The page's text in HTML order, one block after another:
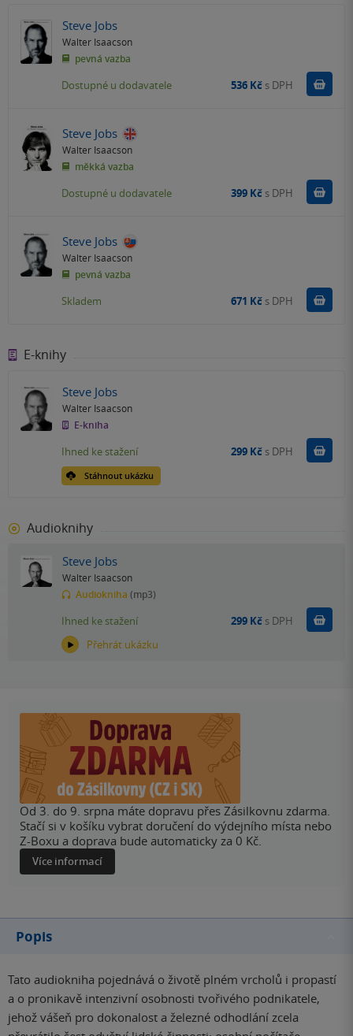
Steve Jobs
Walter Isaacson
pevná vazba
Dostupné u dodavatele 536 Kč s DPH
Steve Jobs
Walter Isaacson
měkká vazba
Dostupné u dodavatele 399 Kč s DPH
Steve Jobs
Walter Isaacson
pevná vazba
Skladem 671 Kč s DPH
E-knihy
Steve Jobs
Walter Isaacson
E-kniha
Stáhnout ukázku
Ihned ke stažení 299 Kč s DPH Koupit
Audioknihy
Steve Jobs
Walter Isaacson
Audiokniha (mp3)
Přehrát ukázku
Ihned ke stažení 299 Kč s DPH Koupit
Od 3. do 9. srpna máte dopravu přes Zásilkovnu zdarma.
Stačí si v košíku vybrat doručení do výdejního místa nebo
Z-Boxu a doprava bude automaticky za 0 Kč.
Více informací
Popis
Tato audiokniha pojednává o životě plném vrcholů i propastí
a o pronikavě intenzivní osobnosti tvořivého podnikatele,
jehož vášeň pro dokonalost a železné odhodlání zcela